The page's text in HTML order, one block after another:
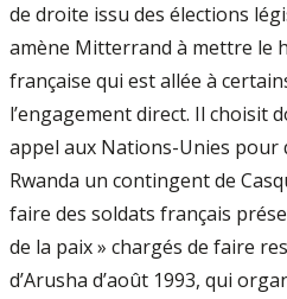
de droite issu des élections
amène Mitterrand à mettre le
française qui est allée à
l’engagement direct. Il choisit
appel aux Nations-Unies pour
Rwanda un contingent de
faire des soldats français
de la paix » chargés de faire
d’Arusha d’août 1993, qui